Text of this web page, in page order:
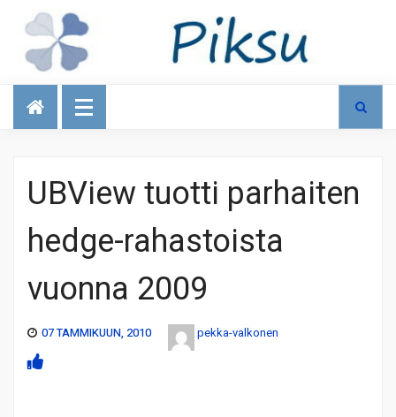
Talous
UBView tuotti parhaiten
hedge-rahastoista
vuonna 2009
07 TAMMIKUUN, 2010 pekka-valkonen